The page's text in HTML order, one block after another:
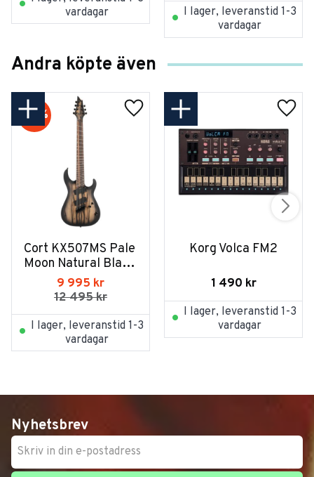
vardagar
I lager, leveranstid 1-3
vardagar
Andra köpte även
Cort KX507MS Pale
Moon Natural Black
Burst
9 995 kr
12 495kr
20 %
I lager, leveranstid 1-3
vardagar
Korg Volca FM2
1 490 kr
I lager, leveranstid 1-3
vardagar
Nyhetsbrev